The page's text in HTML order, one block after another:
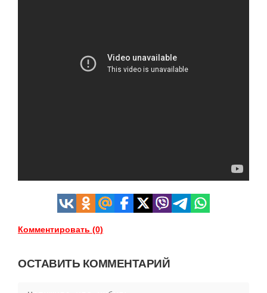
Комментировать (0)
ОСТАВИТЬ КОММЕНТАРИЙ